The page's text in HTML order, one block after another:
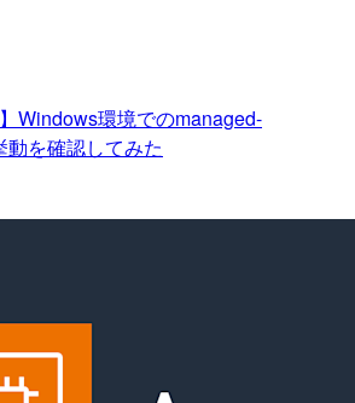
Windows環境でのmanaged-
を確認してみた